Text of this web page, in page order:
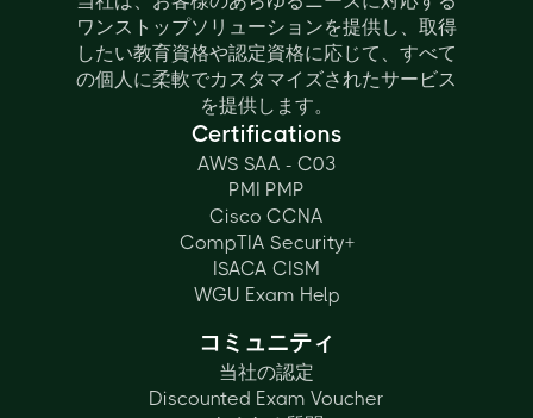
ワンストップソリューションを提供し、取得
したい教育資格や認定資格に応じて、すべて
の個人に柔軟でカスタマイズされたサービス
を提供します。
Certifications
AWS SAA - C03
PMI PMP
Cisco CCNA
CompTIA Security+
ISACA CISM
WGU Exam Help
コミュニティ
当社の認定
Discounted Exam Voucher